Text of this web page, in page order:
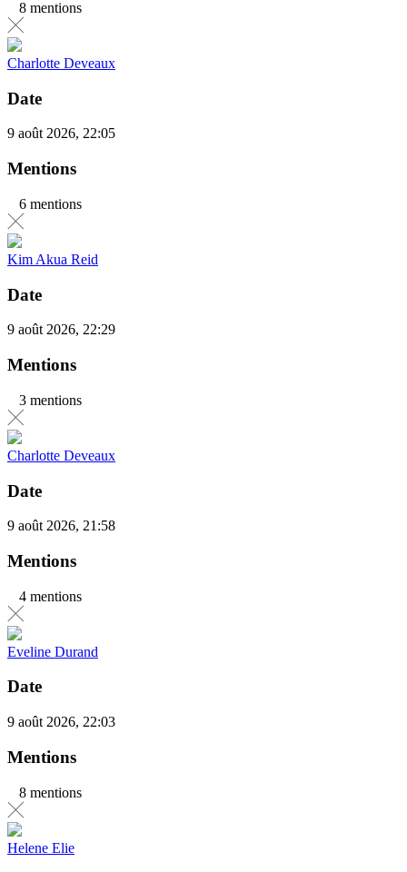
8 mentions
Charlotte Deveaux
Date
9 août 2026, 22:05
Mentions
6 mentions
Kim Akua Reid
Date
9 août 2026, 22:29
Mentions
3 mentions
Charlotte Deveaux
Date
9 août 2026, 21:58
Mentions
4 mentions
Eveline Durand
Date
9 août 2026, 22:03
Mentions
8 mentions
Helene Elie